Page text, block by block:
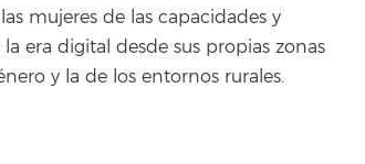
mujeres de las capacidades y
era digital desde sus propias zonas
y la de los entornos rurales.